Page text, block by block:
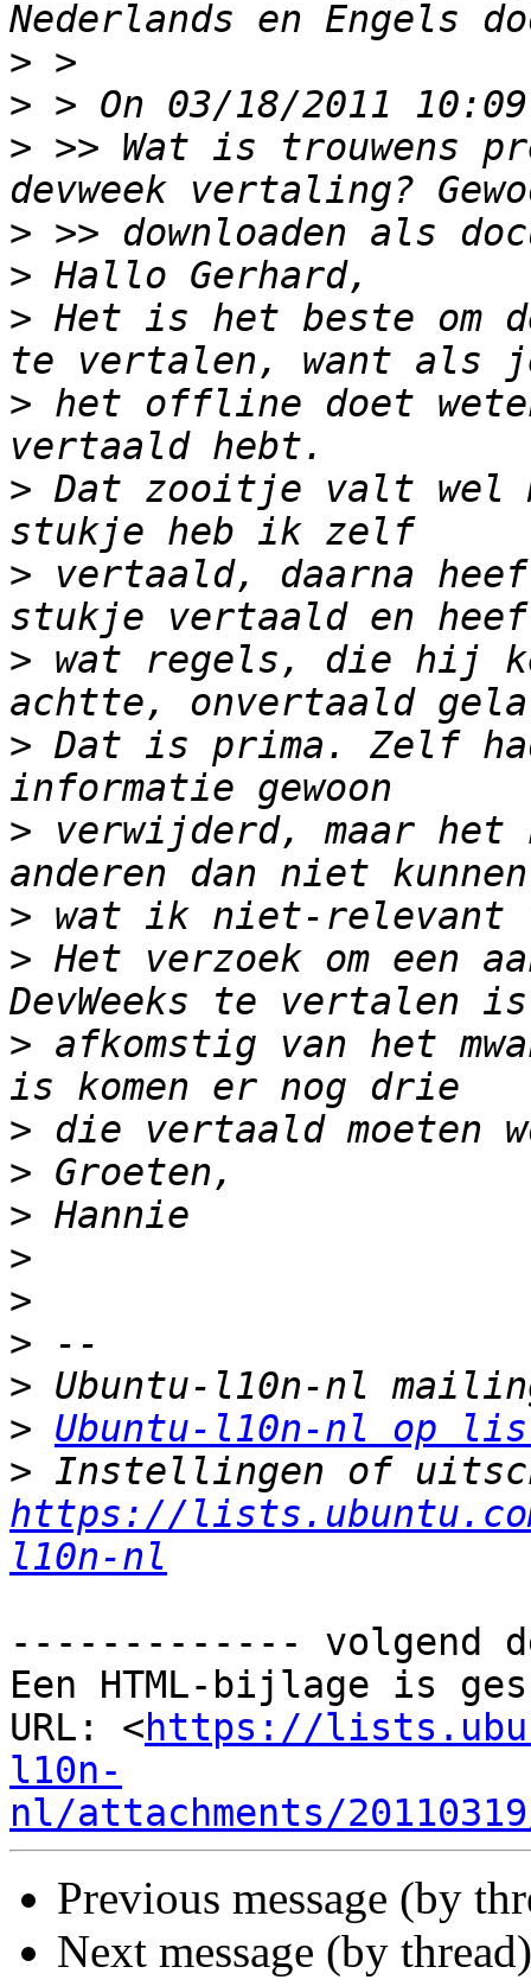
>
>
> >> Wat is trouwens
>
>
> Het is het beste om
> het offline doet
> Dat zooitje valt wel
> vertaald, daarna
> wat regels, die hij
> Dat is prima. Zelf
> verwijderd, maar het
>
> Het verzoek om een
> afkomstig van het
>
>
>
>
>
>
>
> Ubuntu-l10n-nl op
>
https://
l10n-nl
------------- volgend
Een HTML-bijlage is
URL: <https://
l10n-
nl/attachments/
Previous message (by
Next message (by